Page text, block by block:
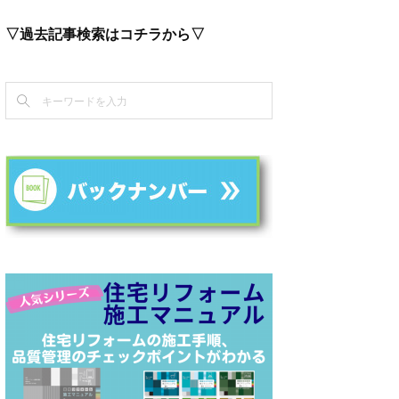
▽過去記事検索はコチラから▽